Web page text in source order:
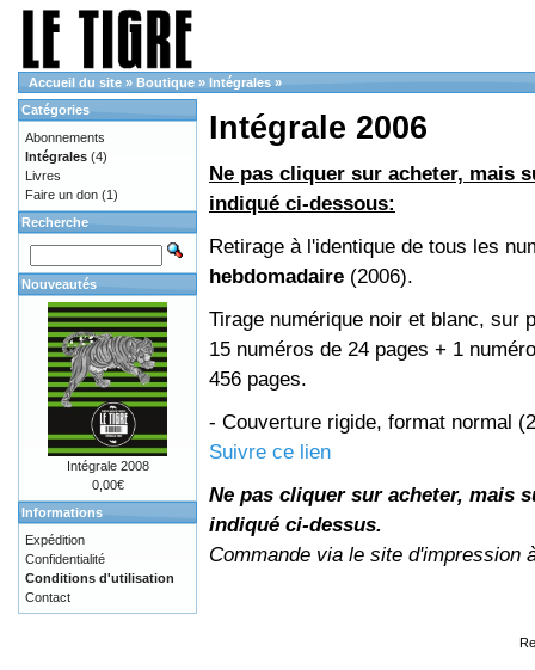
Accueil du site » Boutique » Intégrales »
Intégrale 2006
Ne pas cliquer sur acheter, mais
indiqué ci-dessous:
Retirage à l'identique de tous les
hebdomadaire (2006).
Tirage numérique noir et blanc, sur
15 numéros de 24 pages + 1
456 pages.
- Couverture rigide, format normal
Suivre ce lien
Ne pas cliquer sur acheter, mais
indiqué ci-dessus.
Commande via le site d'impression
Catégories
Abonnements
Intégrales (4)
Livres
Faire un don (1)
Recherche
Nouveautés
Intégrale 2008
0,00€
Informations
Expédition
Confidentialité
Conditions d'utilisation
Contact